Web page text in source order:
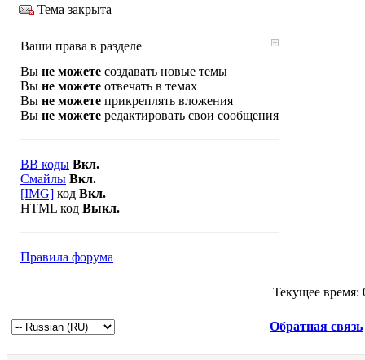
Тема закрыта
Ваши права в разделе
Вы не можете создавать новые темы
Вы не можете отвечать в темах
Вы не можете прикреплять вложения
Вы не можете редактировать свои сообщения
BB коды Вкл.
Смайлы Вкл.
[IMG] код Вкл.
HTML код Выкл.
Правила форума
Текущее время:
Обратная связь